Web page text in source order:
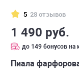
5 28 отзывов
1 490 руб.
до 149 бонусов на
Пиала